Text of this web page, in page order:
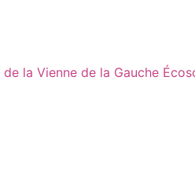
la Vienne de la Gauche